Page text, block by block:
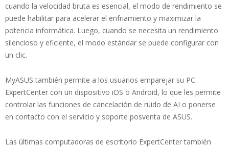
cuando la velocidad bruta es esencial, el modo de rendimiento se
puede habilitar para acelerar el enfriamiento y maximizar la
potencia informática. Luego, cuando se necesita un rendimiento
silencioso y eficiente, el modo estándar se puede configurar con
un clic.
MyASUS también permite a los usuarios emparejar su PC
ExpertCenter con un dispositivo iOS o Android, lo que les permite
controlar las funciones de cancelación de ruido de AI o ponerse
en contacto con el servicio y soporte posventa de ASUS.
Las últimas computadoras de escritorio ExpertCenter también